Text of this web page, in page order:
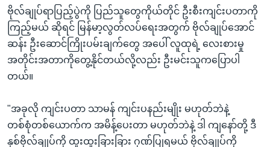
ဗိုလ်ချုပ်ရာပြည့်ပွဲကို ပြည်သူတွေကိုယ်တိုင် ဦးစီးကျင်းပတာကို
ကြည့်မယ် ဆိုရင် မြန်မာ့လွတ်လပ်ရေးအတွက် ဗိုလ်ချုပ်အောင်
ဆန်း ဦးဆောင်ကြိုးပမ်းချက်တွေ အပေါ် လူထုရဲ့ လေးစားမှု
အတိုင်းအတာကိုတွေ့နိုင်တယ်လို့လည်း ဦးမင်းသူကပြောပါ
တယ်။
"အခုလို ကျင်းပတာ သာမန် ကျင်းပနည်းမျိုး မဟုတ်ဘဲနဲ့
တစ်စုံတစ်ယောက်က အမိန့်ပေးတာ မဟုတ်ဘဲနဲ့ ဒါ ကျနော်တို့ ဒီ
နှစ်ဗိုလ်ချုပ်ကို ထူးထူးခြားခြား ဂုဏ်ပြုရမယ် ဗိုလ်ချုပ်ကို